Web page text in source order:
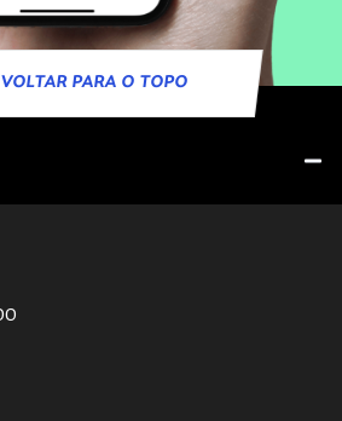
VOLTAR PARA O TOPO